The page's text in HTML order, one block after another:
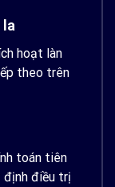
la
hoạt làn
theo trên
toán tiên
định điều trị